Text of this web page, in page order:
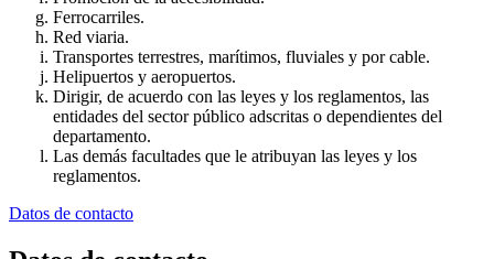
Ferrocarriles.
Red viaria.
Transportes terrestres, marítimos, fluviales y por cable.
Helipuertos y aeropuertos.
Dirigir, de acuerdo con las leyes y los reglamentos, las
entidades del sector público adscritas o dependientes del
departamento.
Las demás facultades que le atribuyan las leyes y los
reglamentos.
Datos de contacto